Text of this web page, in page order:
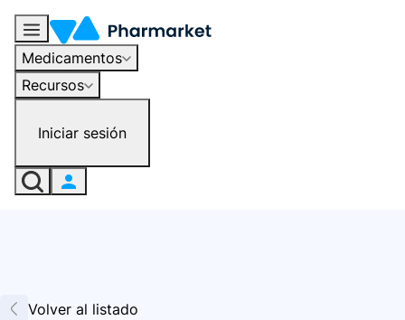
Medicamentos
Recursos
Iniciar sesión
Volver al listado